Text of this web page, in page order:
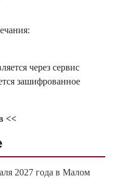
через сервис
зашифрованное
<<
2027 года в Малом